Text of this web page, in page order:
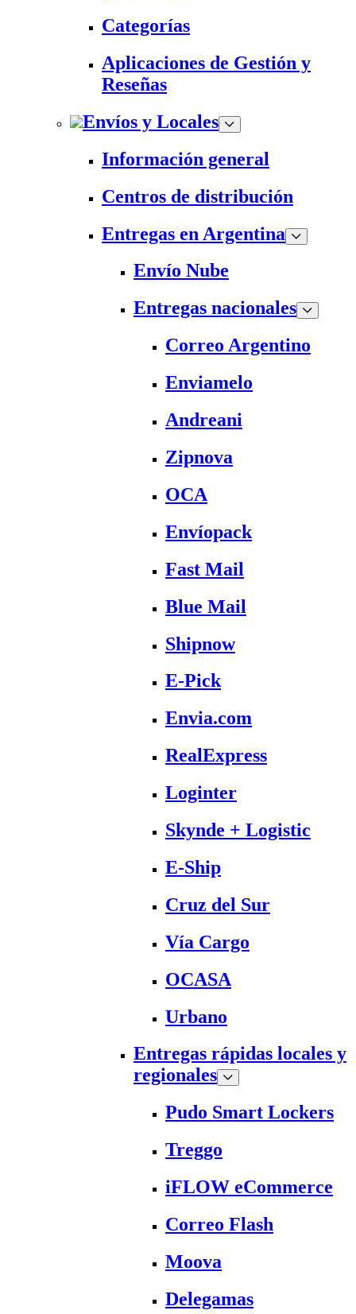
Categorías
Aplicaciones de Gestión y
Reseñas
Envíos y Locales
Información general
Centros de distribución
Entregas en Argentina
Envío Nube
Entregas nacionales
Correo Argentino
Enviamelo
Andreani
Zipnova
OCA
Envíopack
Fast Mail
Blue Mail
Shipnow
E-Pick
Envia.com
RealExpress
Loginter
Skynde + Logistic
E-Ship
Cruz del Sur
Vía Cargo
OCASA
Urbano
Entregas rápidas locales y
regionales
Pudo Smart Lockers
Treggo
iFLOW eCommerce
Correo Flash
Moova
Delegamas